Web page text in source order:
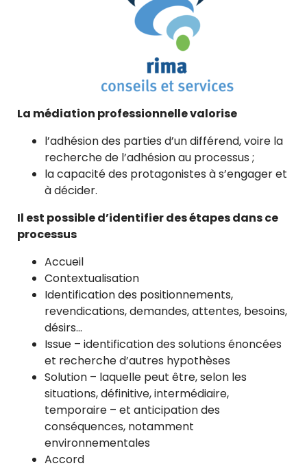
La médiation professionnelle valorise
l’adhésion des parties d’un différend, voire la
recherche de l’adhésion au processus ;
la capacité des protagonistes à s’engager et
à décider.
Il est possible d’identifier des étapes dans ce
processus
Accueil
Contextualisation
Identification des positionnements,
revendications, demandes, attentes, besoins,
désirs…
Issue – identification des solutions énoncées
et recherche d’autres hypothèses
Solution – laquelle peut être, selon les
situations, définitive, intermédiaire,
temporaire – et anticipation des
conséquences, notamment
environnementales
Accord